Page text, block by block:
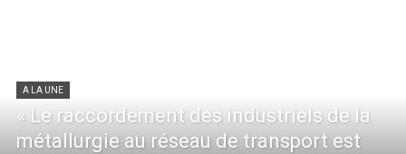
A LA UNE
« Le raccordement des industriels de la
métallurgie au réseau de transport est